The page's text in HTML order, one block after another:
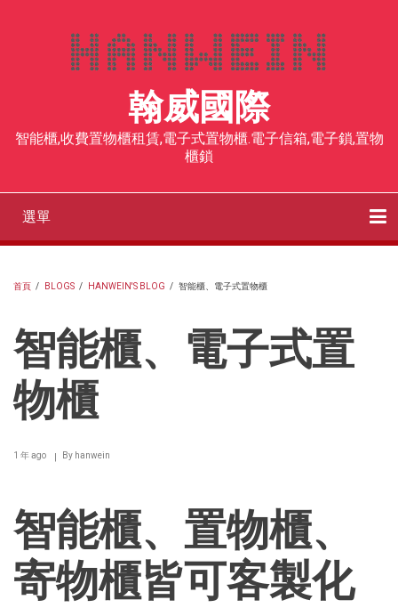
翰威國際
智能櫃,收費置物櫃租賃,電子式置物櫃.電子信箱,電子鎖,置物
櫃鎖
Main
navigation
選單
航
連
結
首頁 / BLOGS / HANWEIN'S BLOG / 智能櫃、電子式置物櫃
智能櫃、電子式置
物櫃
1 年 ago By hanwein
智能櫃、置物櫃、
寄物櫃皆可客製化